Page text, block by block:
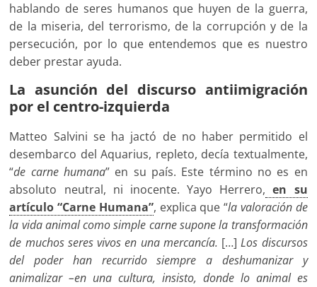
hablando de seres humanos que huyen de la guerra,
de la miseria, del terrorismo, de la corrupción y de la
persecución, por lo que entendemos que es nuestro
deber prestar ayuda.
La asunción del discurso antiimigración
por el centro-izquierda
Matteo Salvini se ha jactó de no haber permitido el
desembarco del Aquarius, repleto, decía textualmente,
“de carne humana” en su país. Este término no es en
absoluto neutral, ni inocente. Yayo Herrero, en su
artículo “Carne Humana”, explica que “la valoración de
la vida animal como simple carne supone la transformación
de muchos seres vivos en una mercancía. […]Los discursos
del poder han recurrido siempre a deshumanizar y
animalizar –en una cultura, insisto, donde lo animal es